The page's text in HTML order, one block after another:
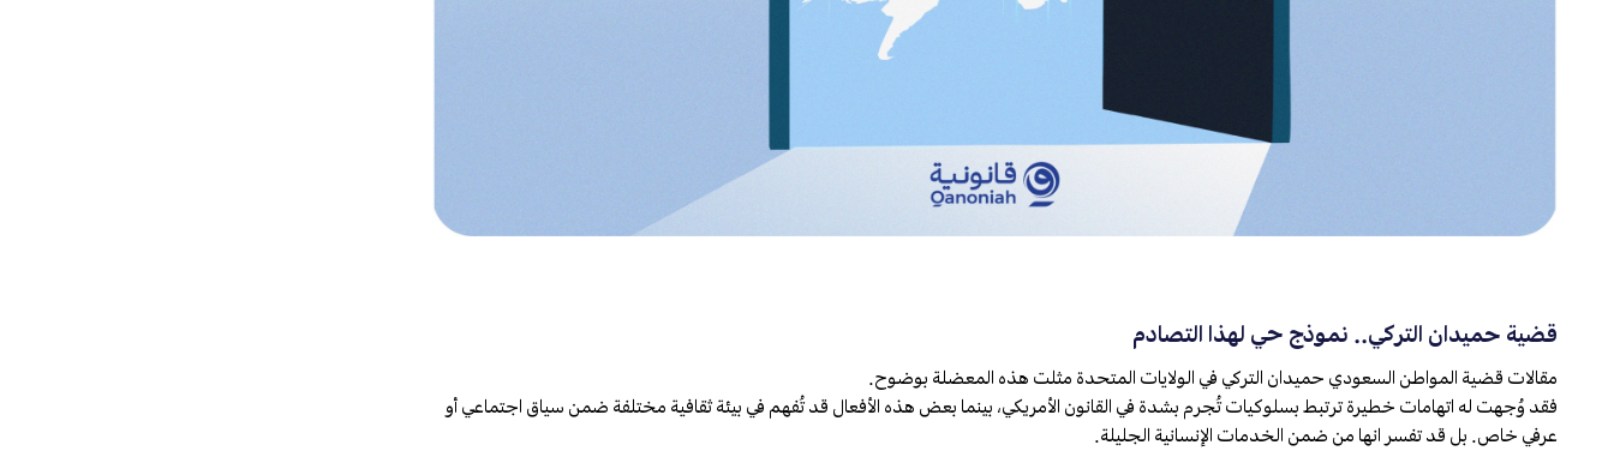
قضية حميدان التركي.. نموذج حي لهذا التصادم
مقالات قضية المواطن السعودي حميدان التركي في الولايات المتحدة مثلت هذه المعضلة بوضوح.
فقد وُجهت له اتهامات خطيرة ترتبط بسلوكيات تُجرم بشدة في القانون الأمريكي، بينما بعض هذه الأفعال قد تُفهم في بيئة ثقافية مختلفة ضمن سياق اجتماعي أو
عرفي خاص. بل قد تفسر انها من ضمن الخدمات الإنسانية الجليلة.